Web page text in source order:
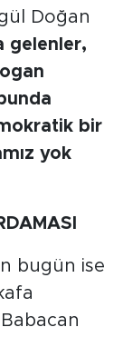
Doğan
gelenler,
bir
yok
bugün ise
Babacan